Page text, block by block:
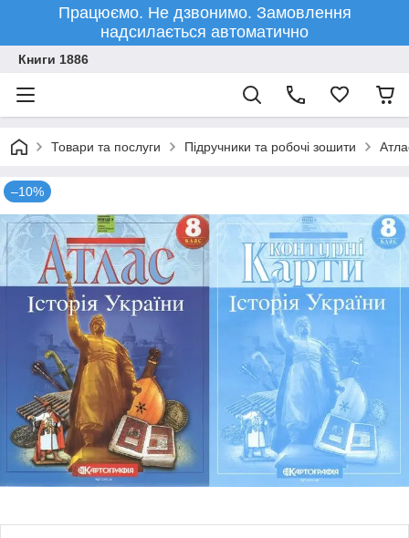
Працюємо. Не дзвонимо. Замовлення
надсилається автоматично
Книги 1886
Товари та послуги Підручники та робочі зошити
–10%